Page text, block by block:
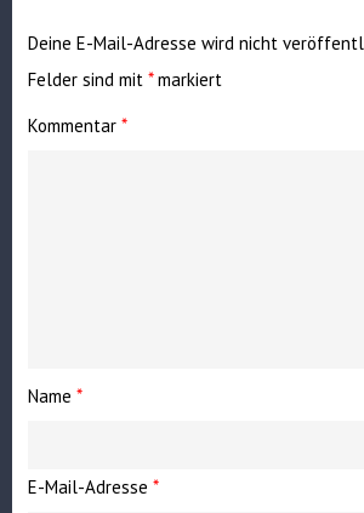
Deine E-Mail-Adresse wird nicht
Felder sind mit*markiert
Kommentar*
Name*
E-Mail-Adresse*